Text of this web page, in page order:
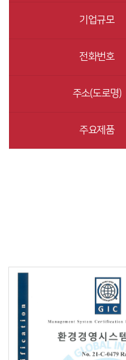
기업규모
전화번호
주소(도로명)
주요제품